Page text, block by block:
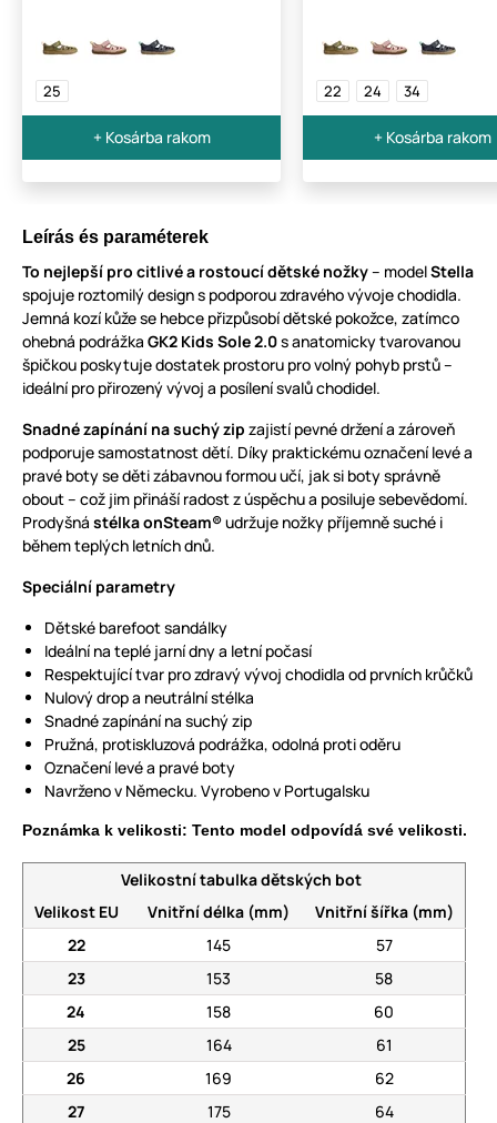
25
+ Kosárba rakom
22 24 34
+ Kosárba rakom
Leírás és paraméterek
To nejlepší pro citlivé a rostoucí dětské nožky– modelStella
spojuje roztomilý design s podporou zdravého vývoje chodidla.
Jemná kozí kůže se hebce přizpůsobí dětské pokožce, zatímco
ohebná podrážka GK2 Kids Sole 2.0s anatomicky tvarovanou
špičkou poskytuje dostatek prostoru pro volný pohyb prstů –
ideální pro přirozený vývoj a posílení svalů chodidel.
Snadné zapínání na suchý zip zajistí pevné držení a zároveň
podporuje samostatnost dětí. Díky praktickému označení levé a
pravé boty se děti zábavnou formou učí, jak si boty správně
obout – což jim přináší radost z úspěchu a posiluje sebevědomí.
Prodyšná stélka onSteam®udržuje nožky příjemně suché i
během teplých letních dnů.
Speciální parametry
Dětské barefoot sandálky
Ideální na teplé jarní dny a letní počasí
Respektující tvar pro zdravý vývoj chodidla od prvních krůčků
Nulový drop a neutrální stélka
Snadné zapínání na suchý zip
Pružná, protiskluzová podrážka, odolná proti oděru
Označení levé a pravé boty
Navrženo v Německu. Vyrobeno v Portugalsku
Poznámka k velikosti: Tento model odpovídá své velikosti.
Velikostní tabulka dětských bot
Velikost EU
Vnitřní délka (mm)
Vnitřní šířka (mm)
22
145
57
23
153
58
24
158
60
25
164
61
26
169
62
27
175 64